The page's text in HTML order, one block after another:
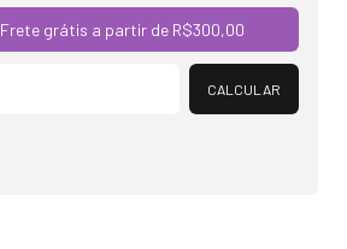
Frete grátis a partir de R$300,00
CALCULAR